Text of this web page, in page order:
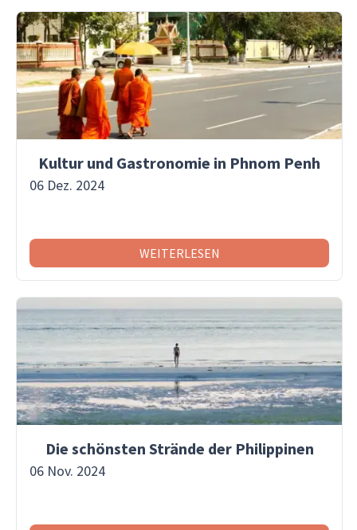
Kultur und Gastronomie in Phnom Penh
06 Dez. 2024
WEITERLESEN
Die schönsten Strände der Philippinen
06 Nov. 2024